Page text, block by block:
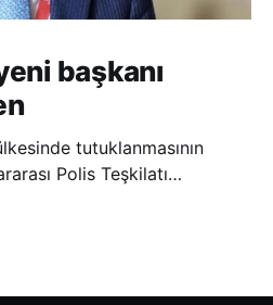
başkanı
tutuklanmasının
Polis Teşkilatı